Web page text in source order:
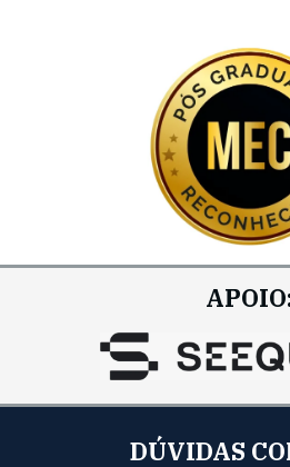
DÚVIDAS